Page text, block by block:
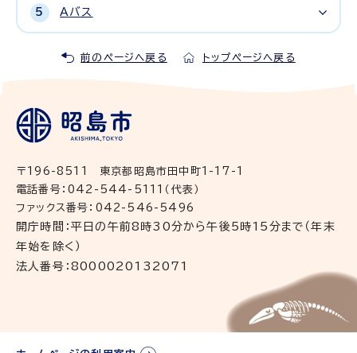
Aバス
前のページへ戻る トップページへ戻る
〒196-8511 東京都昭島市田中町1-17-1
電話番号：042-544-5111（代表）
ファックス番号：042-546-5496
開庁時間：平日の午前8時30分から午後5時15分まで（年末
年始を除く）
法人番号：8000020132071